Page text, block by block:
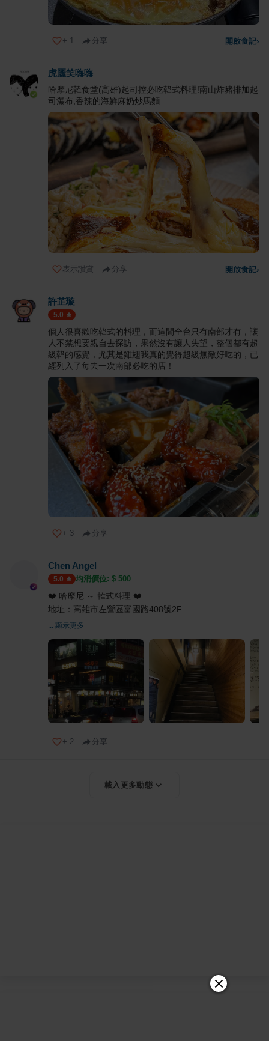
+ 1 分享 開啟食記›
虎麗笑嗨嗨
哈摩尼韓食堂(高雄)起司控必吃韓式料理!南山炸豬排加起
司瀑布,香辣的海鮮麻奶炒馬麵
表示讚賞 分享 開啟食記›
許芷璇
5.0
個人很喜歡吃韓式的料理，而這間全台只有南部才有，讓
人不禁想要親自去探訪，果然沒有讓人失望，整個都有超
級韓的感覺，尤其是雞翅我真的覺得超級無敵好吃的，已
經列入了每去一次南部必吃的店！
+ 3 分享
Chen Angel
5.0 均消價位: $ 500
❤️ 哈摩尼 ～ 韓式料理 ❤️
地址：高雄市左營區富國路408號2F
... 顯示更多
+ 2 分享
載入更多動態